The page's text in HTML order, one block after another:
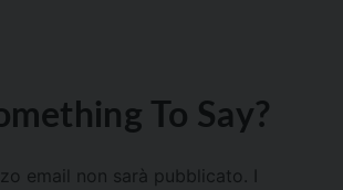
To Say?
email non sarà pubblicato.